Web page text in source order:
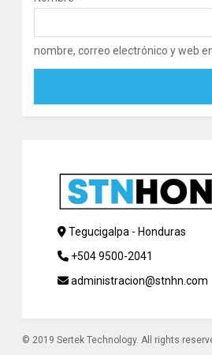
nombre, correo electrónico y web
Tegucigalpa - Honduras
+504 9500-2041
administracion@stnhn.com
© 2019 Sertek Technology. All rights